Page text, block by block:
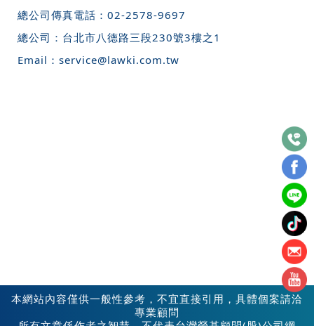
總公司傳真電話： 02-2578-9697
總公司： 台北市八德路三段230號3樓之1
Email： service@lawki.com.tw
本網站內容僅供一般性參考，不宜直接引用，具體個案請洽
專業顧問